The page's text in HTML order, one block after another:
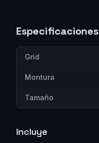
Especificaciones
Grid
Montura
Tamaño
Incluye